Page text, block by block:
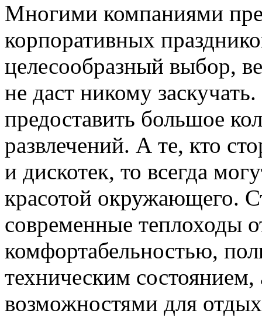
Многими компаниями
корпоративных
целесообразный выбор,
не даст никому
предоставить большое
развлечений. А те, кто
и дискотек, то всегда
красотой окружающего.
современные теплоходы
комфортабельностью,
техническим
возможностями для